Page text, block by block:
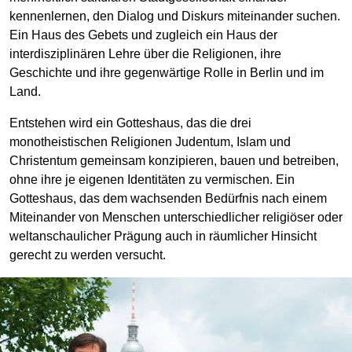
kennenlernen, den Dialog und Diskurs miteinander suchen.
Ein Haus des Gebets und zugleich ein Haus der
interdisziplinären Lehre über die Religionen, ihre
Geschichte und ihre gegenwärtige Rolle in Berlin und im
Land.
Entstehen wird ein Gotteshaus, das die drei
monotheistischen Religionen Judentum, Islam und
Christentum gemeinsam konzipieren, bauen und betreiben,
ohne ihre je eigenen Identitäten zu vermischen. Ein
Gotteshaus, das dem wachsenden Bedürfnis nach einem
Miteinander von Menschen unterschiedlicher religiöser oder
weltanschaulicher Prägung auch in räumlicher Hinsicht
gerecht zu werden versucht.